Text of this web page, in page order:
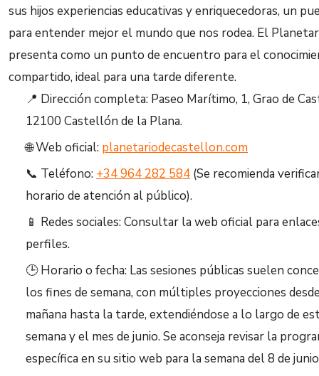
sus hijos experiencias educativas y enriquecedoras, un
para entender mejor el mundo que nos rodea. El
presenta como un punto de encuentro para el
compartido, ideal para una tarde diferente.
📍 Dirección completa: Paseo Marítimo, 1, Grao de
12100 Castellón de la Plana.
🌐 Web oficial: planetariodecastellon.com
📞 Teléfono: +34 964 282 584 (Se recomienda
horario de atención al público).
📱 Redes sociales: Consultar la web oficial para
perfiles.
🕒 Horario o fecha: Las sesiones públicas suelen
los fines de semana, con múltiples proyecciones
mañana hasta la tarde, extendiéndose a lo largo de
semana y el mes de junio. Se aconseja revisar la
específica en su sitio web para la semana del 8 de